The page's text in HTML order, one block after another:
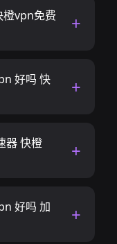
橙vpn免费
好吗 快
器 快橙
好吗 加